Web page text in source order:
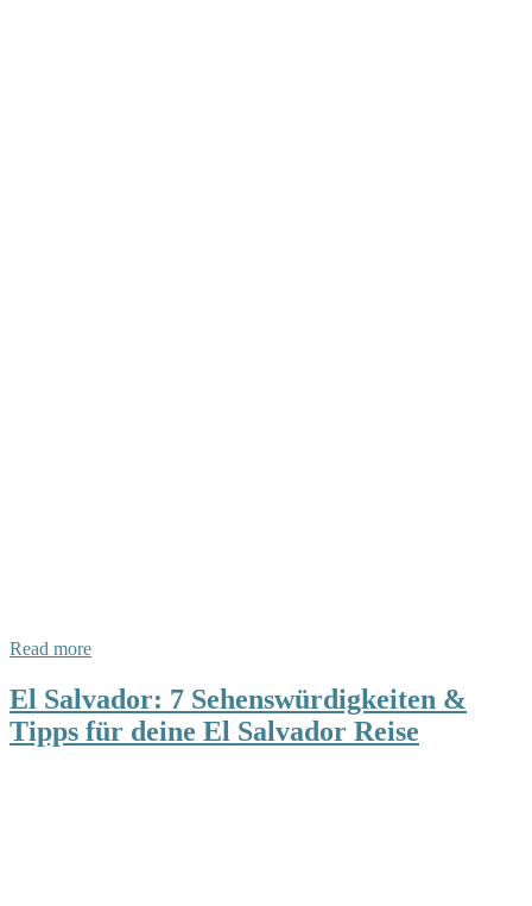
Read more
El Salvador: 7 Sehenswürdigkeiten &
Tipps für deine El Salvador Reise